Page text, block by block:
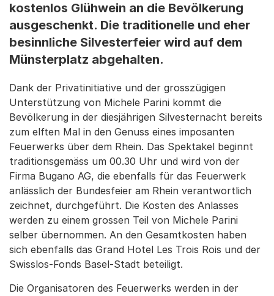
kostenlos Glühwein an die Bevölkerung
ausgeschenkt. Die traditionelle und eher
besinnliche Silvesterfeier wird auf dem
Münsterplatz abgehalten.
Dank der Privatinitiative und der grosszügigen
Unterstützung von Michele Parini kommt die
Bevölkerung in der diesjährigen Silvesternacht bereits
zum elften Mal in den Genuss eines imposanten
Feuerwerks über dem Rhein. Das Spektakel beginnt
traditionsgemäss um 00.30 Uhr und wird von der
Firma Bugano AG, die ebenfalls für das Feuerwerk
anlässlich der Bundesfeier am Rhein verantwortlich
zeichnet, durchgeführt. Die Kosten des Anlasses
werden zu einem grossen Teil von Michele Parini
selber übernommen. An den Gesamtkosten haben
sich ebenfalls das Grand Hotel Les Trois Rois und der
Swisslos-Fonds Basel-Stadt beteiligt.
Die Organisatoren des Feuerwerks werden in der